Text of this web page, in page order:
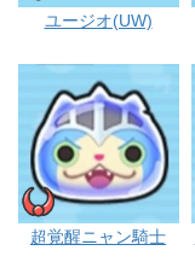
ユージオ(UW)
イサマシ
超覚醒ニャン騎士